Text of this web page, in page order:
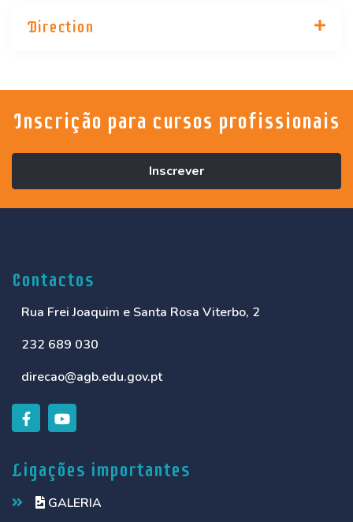
Direction
Inscrição para cursos profissionais
Inscrever
Contactos
Rua Frei Joaquim e Santa Rosa Viterbo, 2
232 689 030
direcao@agb.edu.gov.pt
Ligações importantes
GALERIA